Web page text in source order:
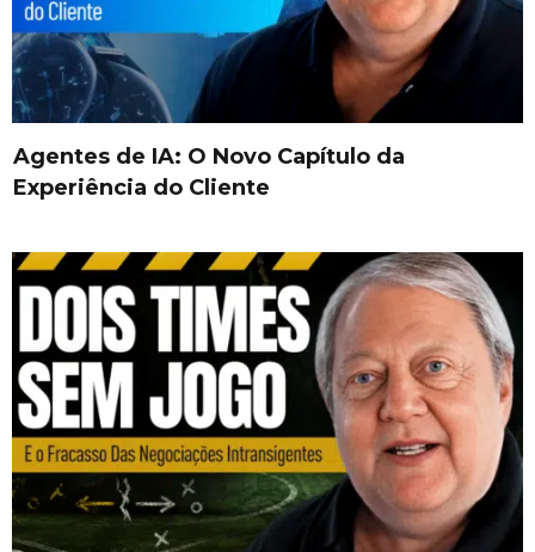
Agentes de IA: O Novo Capítulo da
Experiência do Cliente